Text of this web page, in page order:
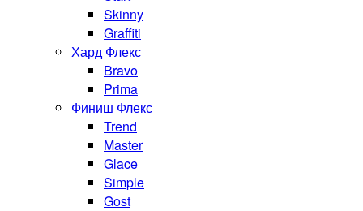
Skinny
Graffiti
Хард Флекс
Bravo
Prima
Финиш Флекс
Trend
Master
Glace
Simple
Gost